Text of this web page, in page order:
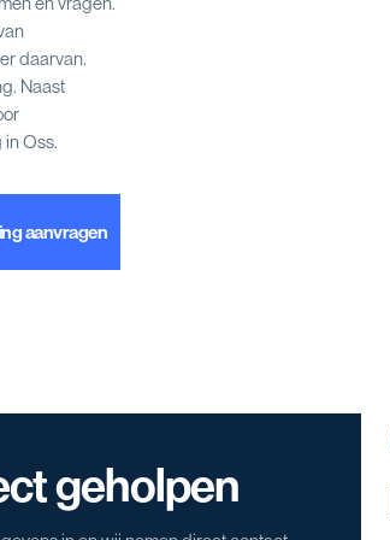
daarvan.
Naast
Oss.
aanvragen
geholpen